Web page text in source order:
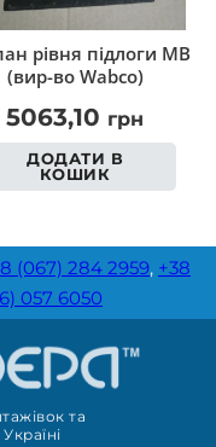
рівня підлоги MB
(вир-во Wabco)
5063,10 грн
ДОДАТИ В
КОШИК
(067) 284 2959, +38
057 6050
та